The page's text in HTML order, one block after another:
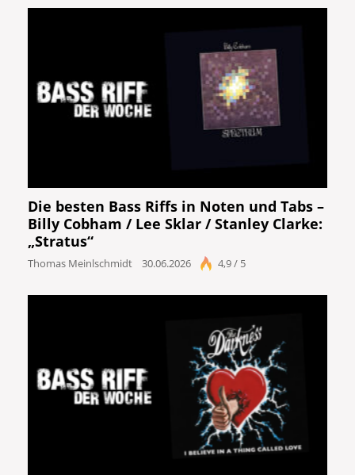
Die besten Bass Riffs in Noten und Tabs –
Billy Cobham / Lee Sklar / Stanley Clarke:
„Stratus“
Thomas Meinlschmidt 30.06.2026 4,9 / 5